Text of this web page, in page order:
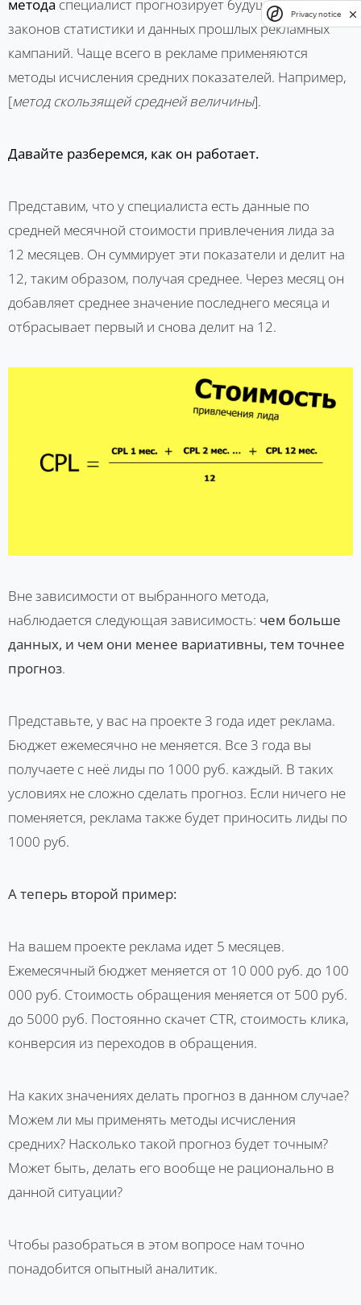
метода специалист прогнозирует будущее на основе
законов статистики и данных прошлых рекламных
кампаний. Чаще всего в рекламе применяются
методы исчисления средних показателей. Например,
[метод скользящей средней величины].
Давайте разберемся, как он работает.
Представим, что у специалиста есть данные по
средней месячной стоимости привлечения лида за
12 месяцев. Он суммирует эти показатели и делит на
12, таким образом, получая среднее. Через месяц он
добавляет среднее значение последнего месяца и
отбрасывает первый и снова делит на 12.
Вне зависимости от выбранного метода,
наблюдается следующая зависимость: чем больше
данных, и чем они менее вариативны, тем точнее
прогноз.
Представьте, у вас на проекте 3 года идет реклама.
Бюджет ежемесячно не меняется. Все 3 года вы
получаете с неё лиды по 1000 руб. каждый. В таких
условиях не сложно сделать прогноз. Если ничего не
поменяется, реклама также будет приносить лиды по
1000 руб.
А теперь второй пример:
На вашем проекте реклама идет 5 месяцев.
Ежемесячный бюджет меняется от 10 000 руб. до 100
000 руб. Стоимость обращения меняется от 500 руб.
до 5000 руб. Постоянно скачет CTR, стоимость клика,
конверсия из переходов в обращения.
На каких значениях делать прогноз в данном случае?
Можем ли мы применять методы исчисления
средних? Насколько такой прогноз будет точным?
Может быть, делать его вообще не рационально в
данной ситуации?
Чтобы разобраться в этом вопросе нам точно
понадобится опытный аналитик.
Privacy notice